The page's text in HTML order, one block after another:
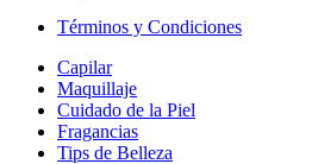
Términos y Condiciones
Capilar
Maquillaje
Cuidado de la Piel
Fragancias
Tips de Belleza